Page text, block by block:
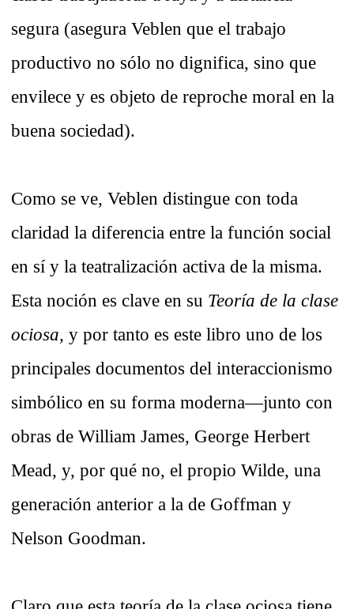
segura (asegura Veblen que el trabajo
productivo no sólo no dignifica, sino que
envilece y es objeto de reproche moral en la
buena sociedad).
Como se ve, Veblen distingue con toda
claridad la diferencia entre la función social
en sí y la teatralización activa de la misma.
Esta noción es clave en su Teoría de la clase
ociosa, y por tanto es este libro uno de los
principales documentos del interaccionismo
simbólico en su forma moderna—junto con
obras de William James, George Herbert
Mead, y, por qué no, el propio Wilde, una
generación anterior a la de Goffman y
Nelson Goodman.